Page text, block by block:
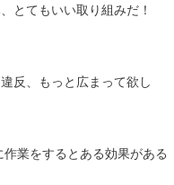
とてもいい取り組みだ！
反、もっと広まって欲し
作業をするとある効果がある